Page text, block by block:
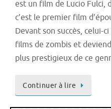
est un film de Lucio Fulci,
c’est le premier film
Devant son succès, celui-
films de zombis et
plus prestigieux de ce
Continuer à lire